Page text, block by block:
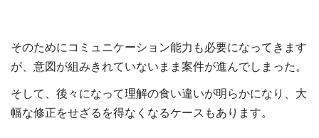
そのためにコミュニケーション能力も必要になってきます
が、意図が組みきれていないまま案件が進んでしまった。
そして、後々になって理解の食い違いが明らかになり、大
幅な修正をせざるを得なくなるケースもあります。